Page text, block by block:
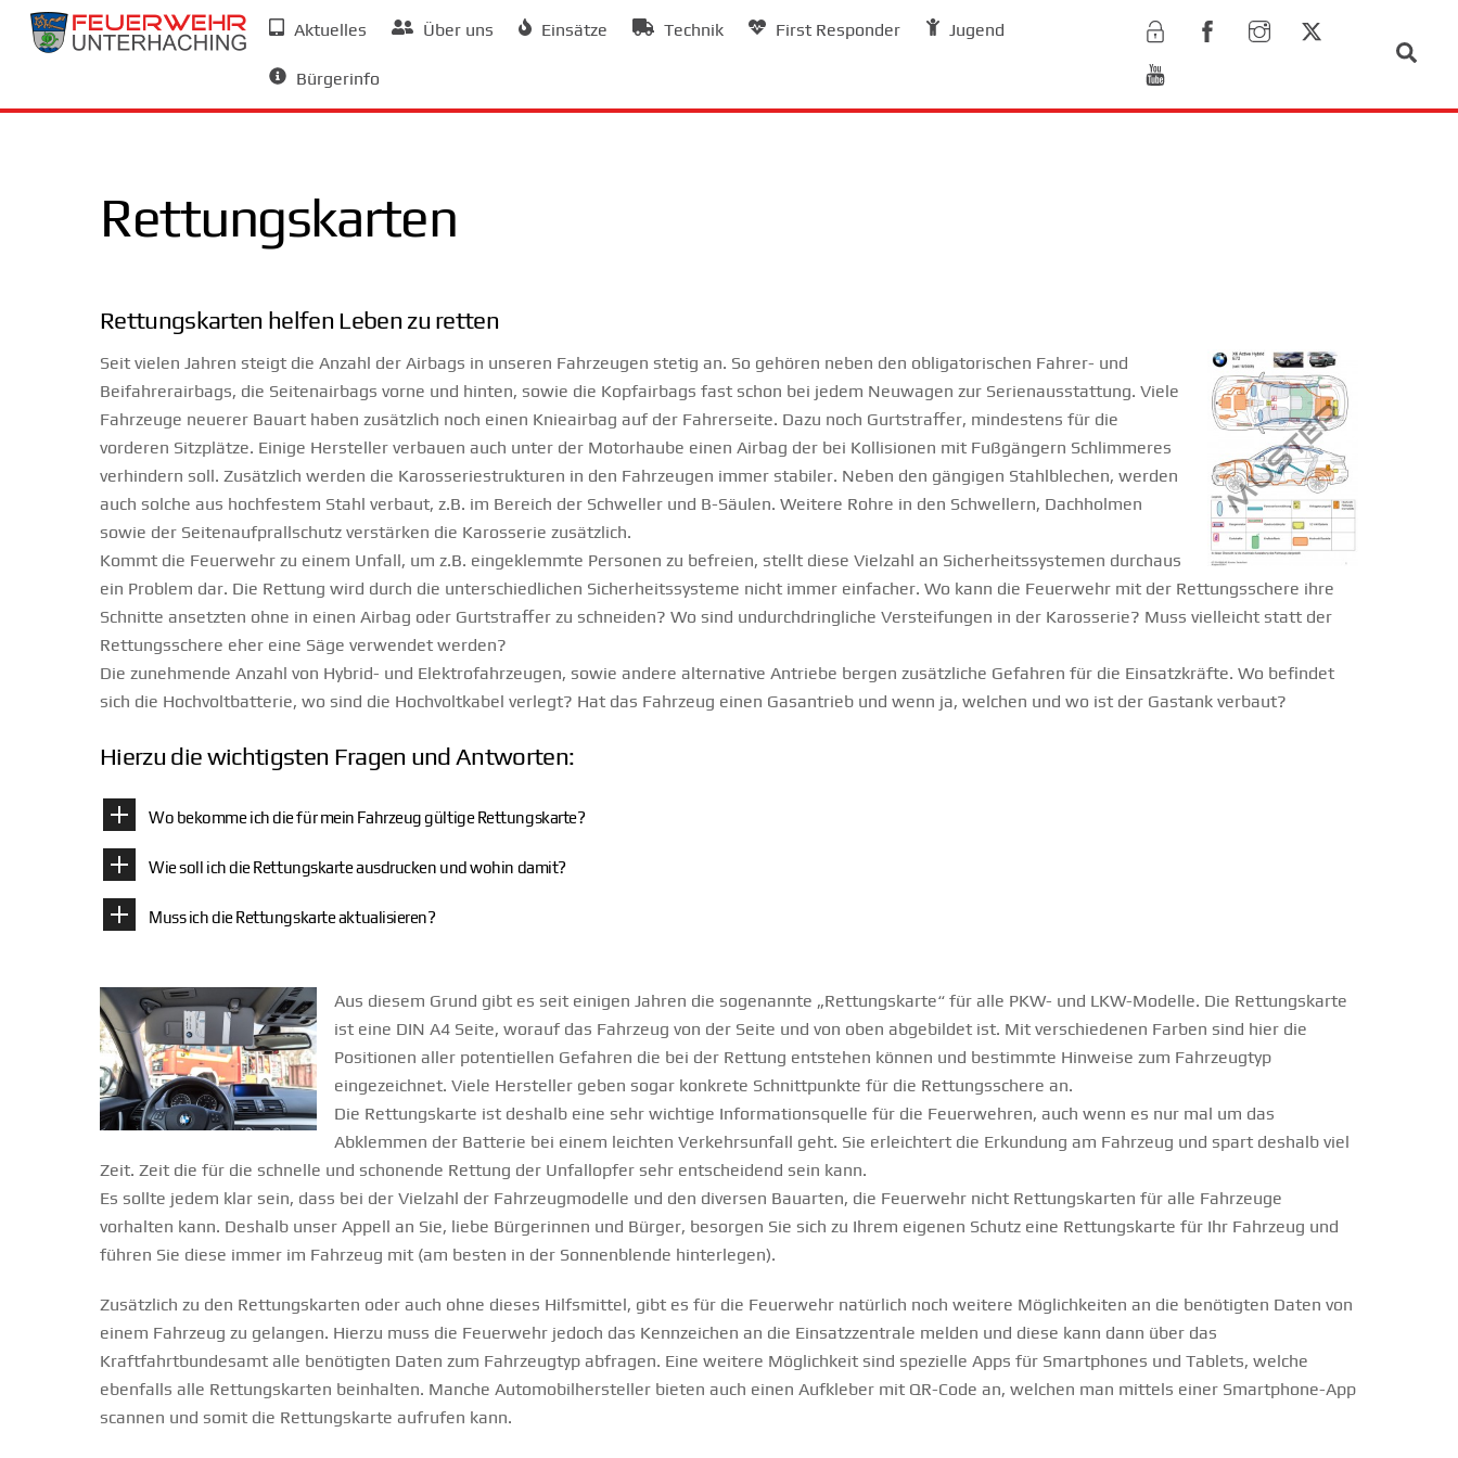
Skip
Aktuelles Über uns Einsätze Technik First Responder Jugend
Bürgerinfo
Rettungskarten
Rettungskarten helfen Leben zu retten
Seit vielen Jahren steigt die Anzahl der Airbags in unseren Fahrzeugen stetig an. So gehören neben den obligatorischen Fahrer- und
Beifahrerairbags, die Seitenairbags vorne und hinten, sowie die Kopfairbags fast schon bei jedem Neuwagen zur Serienausstattung. Viele
Fahrzeuge neuerer Bauart haben zusätzlich noch einen Knieairbag auf der Fahrerseite. Dazu noch Gurtstraffer, mindestens für die
vorderen Sitzplätze. Einige Hersteller verbauen auch unter der Motorhaube einen Airbag der bei Kollisionen mit Fußgängern Schlimmeres
verhindern soll. Zusätzlich werden die Karosseriestrukturen in den Fahrzeugen immer stabiler. Neben den gängigen Stahlblechen, werden
auch solche aus hochfestem Stahl verbaut, z.B. im Bereich der Schweller und B-Säulen. Weitere Rohre in den Schwellern, Dachholmen
sowie der Seitenaufprallschutz verstärken die Karosserie zusätzlich.
Kommt die Feuerwehr zu einem Unfall, um z.B. eingeklemmte Personen zu befreien, stellt diese Vielzahl an Sicherheitssystemen durchaus
ein Problem dar. Die Rettung wird durch die unterschiedlichen Sicherheitssysteme nicht immer einfacher. Wo kann die Feuerwehr mit der Rettungsschere ihre
Schnitte ansetzten ohne in einen Airbag oder Gurtstraffer zu schneiden? Wo sind undurchdringliche Versteifungen in der Karosserie? Muss vielleicht statt der
Rettungsschere eher eine Säge verwendet werden?
Die zunehmende Anzahl von Hybrid- und Elektrofahrzeugen, sowie andere alternative Antriebe bergen zusätzliche Gefahren für die Einsatzkräfte. Wo befindet
sich die Hochvoltbatterie, wo sind die Hochvoltkabel verlegt? Hat das Fahrzeug einen Gasantrieb und wenn ja, welchen und wo ist der Gastank verbaut?
Hierzu die wichtigsten Fragen und Antworten:
Wo bekomme ich die für mein Fahrzeug gültige Rettungskarte?
Wie soll ich die Rettungskarte ausdrucken und wohin damit?
Muss ich die Rettungskarte aktualisieren?
Aus diesem Grund gibt es seit einigen Jahren die sogenannte „Rettungskarte“ für alle PKW- und LKW-Modelle. Die Rettungskarte
ist eine DIN A4 Seite, worauf das Fahrzeug von der Seite und von oben abgebildet ist. Mit verschiedenen Farben sind hier die
Positionen aller potentiellen Gefahren die bei der Rettung entstehen können und bestimmte Hinweise zum Fahrzeugtyp
eingezeichnet. Viele Hersteller geben sogar konkrete Schnittpunkte für die Rettungsschere an.
Die Rettungskarte ist deshalb eine sehr wichtige Informationsquelle für die Feuerwehren, auch wenn es nur mal um das
Abklemmen der Batterie bei einem leichten Verkehrsunfall geht. Sie erleichtert die Erkundung am Fahrzeug und spart deshalb viel
Zeit. Zeit die für die schnelle und schonende Rettung der Unfallopfer sehr entscheidend sein kann.
Es sollte jedem klar sein, dass bei der Vielzahl der Fahrzeugmodelle und den diversen Bauarten, die Feuerwehr nicht Rettungskarten für alle Fahrzeuge
vorhalten kann. Deshalb unser Appell an Sie, liebe Bürgerinnen und Bürger, besorgen Sie sich zu Ihrem eigenen Schutz eine Rettungskarte für Ihr Fahrzeug und
führen Sie diese immer im Fahrzeug mit (am besten in der Sonnenblende hinterlegen).
Zusätzlich zu den Rettungskarten oder auch ohne dieses Hilfsmittel, gibt es für die Feuerwehr natürlich noch weitere Möglichkeiten an die benötigten Daten von
einem Fahrzeug zu gelangen. Hierzu muss die Feuerwehr jedoch das Kennzeichen an die Einsatzzentrale melden und diese kann dann über das
Kraftfahrtbundesamt alle benötigten Daten zum Fahrzeugtyp abfragen. Eine weitere Möglichkeit sind spezielle Apps für Smartphones und Tablets, welche
ebenfalls alle Rettungskarten beinhalten. Manche Automobilhersteller bieten auch einen Aufkleber mit QR-Code an, welchen man mittels einer Smartphone-App
scannen und somit die Rettungskarte aufrufen kann.